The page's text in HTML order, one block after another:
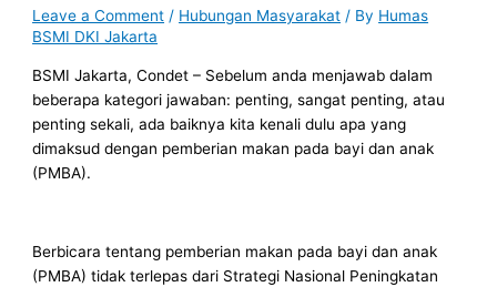
Leave a Comment / Hubungan Masyarakat / By Humas
BSMI DKI Jakarta
BSMI Jakarta, Condet – Sebelum anda menjawab dalam
beberapa kategori jawaban: penting, sangat penting, atau
penting sekali, ada baiknya kita kenali dulu apa yang
dimaksud dengan pemberian makan pada bayi dan anak
(PMBA).
Berbicara tentang pemberian makan pada bayi dan anak
(PMBA) tidak terlepas dari Strategi Nasional Peningkatan